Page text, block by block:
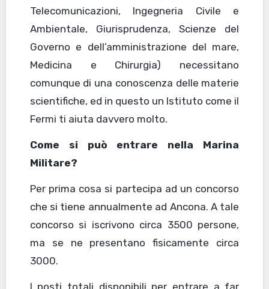
Telecomunicazioni, Ingegneria Civile e
Ambientale, Giurisprudenza, Scienze del
Governo e dell’amministrazione del mare,
Medicina e Chirurgia) necessitano
comunque di una conoscenza delle materie
scientifiche, ed in questo un Istituto come il
Fermi ti aiuta davvero molto.
Come si può entrare nella Marina
Militare?
Per prima cosa si partecipa ad un concorso
che si tiene annualmente ad Ancona. A tale
concorso si iscrivono circa 3500 persone,
ma se ne presentano fisicamente circa
3000.